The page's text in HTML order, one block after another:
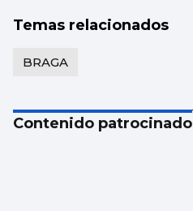
Temas relacionados
BRAGA
Contenido patrocinado